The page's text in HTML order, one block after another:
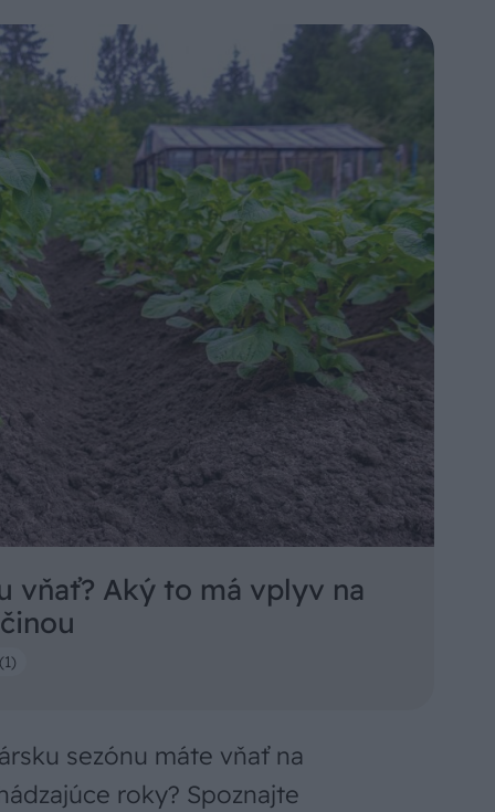
vňať? Aký to má vplyv na
sezónu máte vňať na
roky? Spoznajte